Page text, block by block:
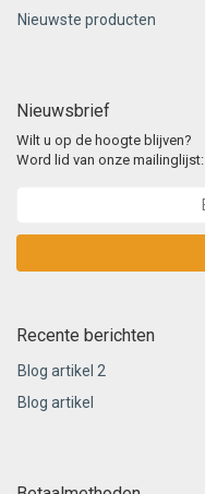
Nieuwste producten
Nieuwsbrief
Wilt u op de hoogte blijven?
Word lid van onze mailinglijst:
Recente berichten
Blog artikel 2
Blog artikel